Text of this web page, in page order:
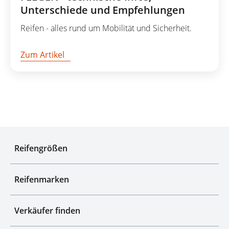
Unterschiede und Empfehlungen
Reifen - alles rund um Mobilität und Sicherheit.
Zum Artikel
Reifengrößen
Reifenmarken
Verkäufer finden